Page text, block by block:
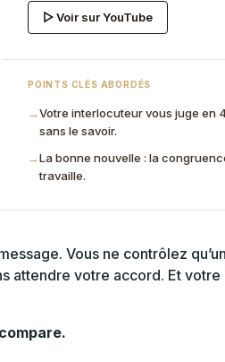
▷ Voir sur YouTube
POINTS CLÉS ABORDÉS
→Votre interlocuteur vous juge en
sans le savoir.
→La bonne nouvelle : la
travaille.
Vous ne contrôlez
attendre votre accord. Et